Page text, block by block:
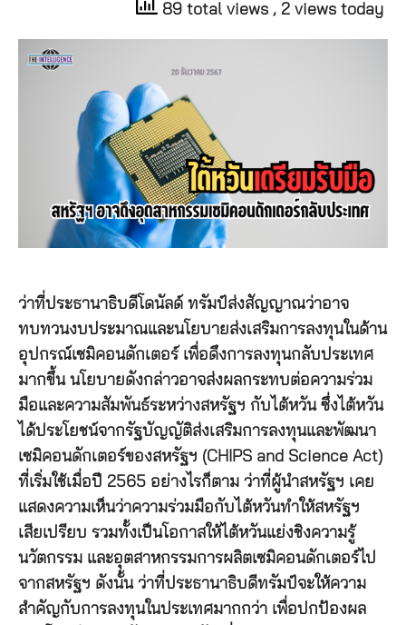
89 total views , 2 views today
ว่าที่ประธานาธิบดีโดนัลด์ ทรัมป์ส่งสัญญาณว่าอาจ
ทบทวนงบประมาณและนโยบายส่งเสริมการลงทุนในด้าน
อุปกรณ์เซมิคอนดักเตอร์ เพื่อดึงการลงทุนกลับประเทศ
มากขึ้น นโยบายดังกล่าวอาจส่งผลกระทบต่อความร่วม
มือและความสัมพันธ์ระหว่างสหรัฐฯ กับไต้หวัน ซึ่งไต้หวัน
ได้ประโยชน์จากรัฐบัญญัติส่งเสริมการลงทุนและพัฒนา
เซมิคอนดักเตอร์ของสหรัฐฯ (CHIPS and Science Act)
ที่เริ่มใช้เมื่อปี 2565 อย่างไรก็ตาม ว่าที่ผู้นำสหรัฐฯ เคย
แสดงความเห็นว่าความร่วมมือกับไต้หวันทำให้สหรัฐฯ
เสียเปรียบ รวมทั้งเป็นโอกาสให้ไต้หวันแย่งชิงความรู้
นวัตกรรม และอุตสาหกรรมการผลิตเซมิคอนดักเตอร์ไป
จากสหรัฐฯ ดังนั้น ว่าที่ประธานาธิบดีทรัมป์จะให้ความ
สำคัญกับการลงทุนในประเทศมากกว่า เพื่อปกป้องผล